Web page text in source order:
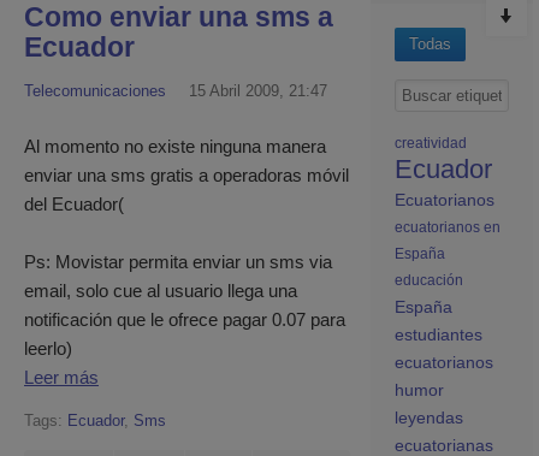
Como enviar una sms a
Ecuador
Telecomunicaciones 15 Abril 2009, 21:47
Al momento no existe ninguna manera
enviar una sms gratis a operadoras móvil
del Ecuador(
Ps: Movistar permita enviar un sms via
email, solo cue al usuario llega una
notificación que le ofrece pagar 0.07 para
leerlo)
Leer más
Tags: Ecuador, Sms
Todas
creatividad
Ecuador
Ecuatorianos
ecuatorianos en
España
educación
España
estudiantes
ecuatorianos
humor
leyendas
ecuatorianas